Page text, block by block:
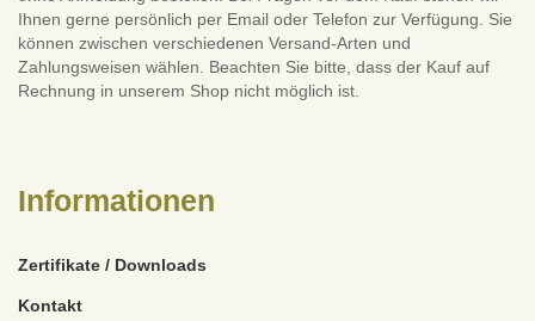
Ihnen gerne persönlich per Email oder Telefon zur Verfügung. Sie
können zwischen verschiedenen Versand-Arten und
Zahlungsweisen wählen. Beachten Sie bitte, dass der Kauf auf
Rechnung in unserem Shop nicht möglich ist.
Informationen
Zertifikate / Downloads
Kontakt